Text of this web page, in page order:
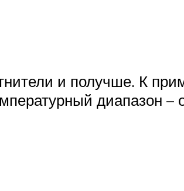
и получше. К
диапазон –